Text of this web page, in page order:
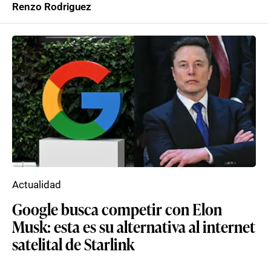
Renzo Rodriguez
Google busca competir con Elon
Musk: esta es su alternativa al internet
satelital de Starlink
Actualidad